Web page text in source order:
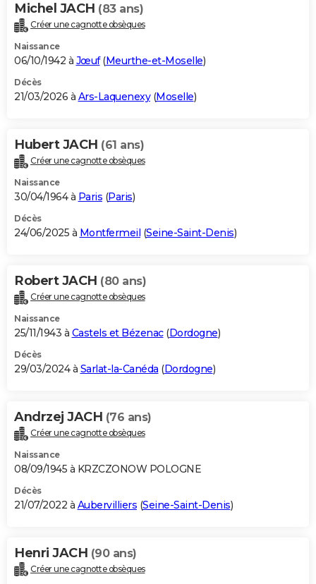
Alimentation
Guide de la santé
Maladies
Médicaments
Sommeil
VOYAGE
Destinations
City break
Voyage nature
Voyage de noces
Forum
Climat
+PHOTO
GUIDES D'ACHAT
BONS PLANS
Carte de Noël
Carte Bonne année
Carte Saint-Valentin
Carte Pâques
Carte d'anniversaire
DICTIONNAIRE
Dictionnaire
Biographies
Citations
Expressions
Proverbes
PROGRAMME TV
S'inscrire
Se connecter
Lycées
Collèges
Primaires
Universités
Entreprises
Service militaire
Avis de recherche
AVIS DE DÉCÈS
Bricolage
Lifestyle
Culture
Sport
Auto
Television
Voyage
Cinema
Michel JACH (83 ans)
Créer une cagnotte obsèques
Naissance
06/10/1942 à Jœuf(Meurthe-et-Moselle)
Décès
21/03/2026 à Ars-Laquenexy(Moselle)
Hubert JACH (61 ans)
Créer une cagnotte obsèques
Naissance
30/04/1964 à Paris (Paris)
Décès
24/06/2025 à Montfermeil (Seine-Saint-Denis)
Robert JACH (80 ans)
Créer une cagnotte obsèques
Naissance
25/11/1943 à Castels et Bézenac(Dordogne)
Décès
29/03/2024 à Sarlat-la-Canéda (Dordogne)
Andrzej JACH (76 ans)
Créer une cagnotte obsèques
Naissance
08/09/1945 à KRZCZONOW POLOGNE
Décès
21/07/2022 à Aubervilliers (Seine-Saint-Denis)
Henri JACH (90 ans)
Créer une cagnotte obsèques